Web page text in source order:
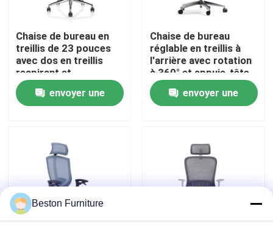
Contrôle de qualité
Nous contacter
Nouvelles
Les affaires
Le blog
Bureaux de poste de travail
Chaise de bureau en
treillis de 23 pouces
avec dos en treillis
respirant et
accoudoirs fixes
Chaise de travail
pivotante tournante
envoyer une
Chaise de bureau
réglable en treillis à
l'arrière avec rotation
à 360° et appuie-tête
réglable
envoyer une
Beston Furniture